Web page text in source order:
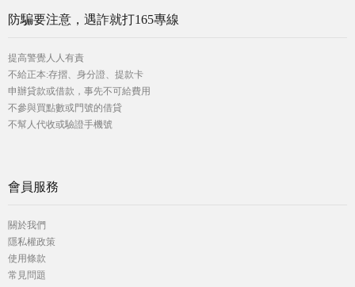
防騙要注意，遇詐就打165專線
提高警覺人人有責
不給正本:存摺、身分證、提款卡
申辦貸款或借款，事先不可給費用
不參與買點數或門號的借貸
不幫人代收或驗證手機號
會員服務
關於我們
隱私權政策
使用條款
常見問題